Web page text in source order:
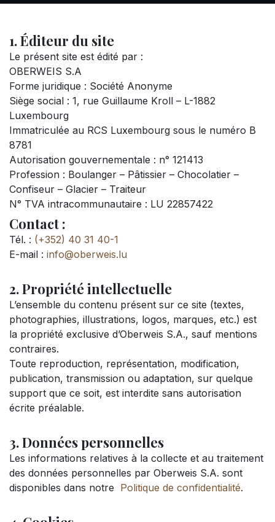
1. Éditeur du site
Le présent site est édité par :
OBERWEIS S.A
Forme juridique : Société Anonyme
Siège social : 1, rue Guillaume Kroll – L-1882
Luxembourg
Immatriculée au RCS Luxembourg sous le numéro B
8781
Autorisation gouvernementale : n° 121413
Profession : Boulanger – Pâtissier – Chocolatier –
Confiseur – Glacier – Traiteur
N° TVA intracommunautaire : LU 22857422
Contact :
Tél. : (+352) 40 31 40-1
E-mail : info@oberweis.lu
2. Propriété intellectuelle
L’ensemble du contenu présent sur ce site (textes,
photographies, illustrations, logos, marques, etc.) est
la propriété exclusive d’Oberweis S.A., sauf mentions
contraires.
Toute reproduction, représentation, modification,
publication, transmission ou adaptation, sur quelque
support que ce soit, est interdite sans autorisation
écrite préalable.
3. Données personnelles
Les informations relatives à la collecte et au traitement
des données personnelles par Oberweis S.A. sont
disponibles dans notre Politique de confidentialité.